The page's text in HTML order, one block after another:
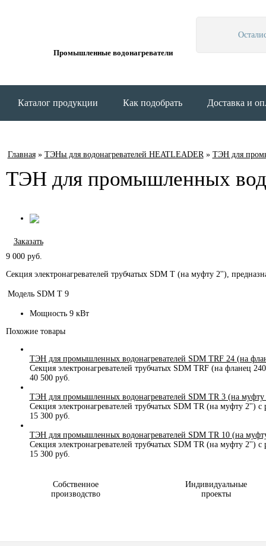
Промышленные водонагреватели
Каталог продукции Как подобрать Доставка и
Главная» ТЭНы для водонагревателей HEATLEADER» ТЭН для
ТЭН для промышленных
Заказать
9 000руб.
Секция электронагревателей трубчатых SDM T (на муфту 2''),
Модель SDM T 9
Мощность 9 кВт
Похожие товары
ТЭН для промышленных водонагревателей SDM TRF 24 (на
Секция электронагревателей трубчатых SDM TRF (на фланец
40 500 руб.
ТЭН для промышленных водонагревателей SDM TR 3 (на муфту
Секция электронагревателей трубчатых SDM TR (на муфту 2'') с
15 300 руб.
ТЭН для промышленных водонагревателей SDM TR 10 (на
Секция электронагревателей трубчатых SDM TR (на муфту 2'')
15 300 руб.
Собственное
производство
Индивидуальные
проекты